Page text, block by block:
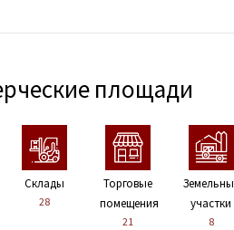
площади
Склады
28
Торговые
помещения
21
участки
8